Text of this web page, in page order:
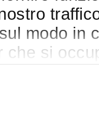
modo in
che si